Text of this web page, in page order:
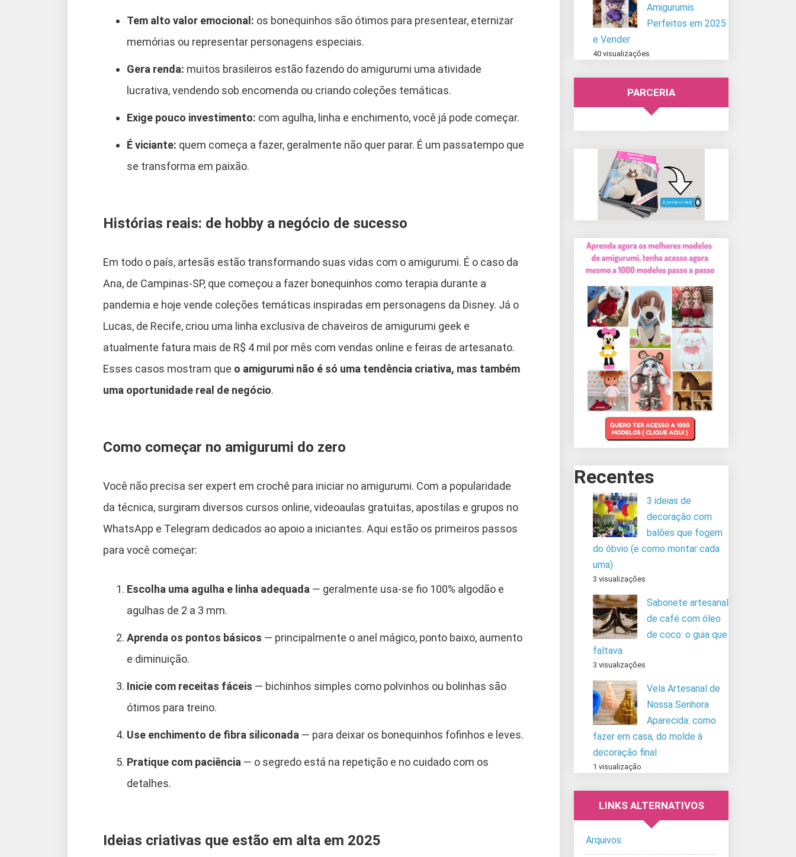
Tem alto valor emocional: os bonequinhos são ótimos para presentear, eternizar
memórias ou representar personagens especiais.
Gera renda: muitos brasileiros estão fazendo do amigurumi uma atividade
lucrativa, vendendo sob encomenda ou criando coleções temáticas.
Exige pouco investimento: com agulha, linha e enchimento, você já pode começar.
É viciante: quem começa a fazer, geralmente não quer parar. É um passatempo que
se transforma em paixão.
Histórias reais: de hobby a negócio de sucesso
Em todo o país, artesãs estão transformando suas vidas com o amigurumi. É o caso da
Ana, de Campinas-SP, que começou a fazer bonequinhos como terapia durante a
pandemia e hoje vende coleções temáticas inspiradas em personagens da Disney. Já o
Lucas, de Recife, criou uma linha exclusiva de chaveiros de amigurumi geek e
atualmente fatura mais de R$ 4 mil por mês com vendas online e feiras de artesanato.
Esses casos mostram que o amigurumi não é só uma tendência criativa, mas também
uma oportunidade real de negócio.
Como começar no amigurumi do zero
Você não precisa ser expert em crochê para iniciar no amigurumi. Com a popularidade
da técnica, surgiram diversos cursos online, videoaulas gratuitas, apostilas e grupos no
WhatsApp e Telegram dedicados ao apoio a iniciantes. Aqui estão os primeiros passos
para você começar:
Escolha uma agulha e linha adequada — geralmente usa-se fio 100% algodão e
agulhas de 2 a 3 mm.
Aprenda os pontos básicos — principalmente o anel mágico, ponto baixo, aumento
e diminuição.
Inicie com receitas fáceis — bichinhos simples como polvinhos ou bolinhas são
ótimos para treino.
Use enchimento de fibra siliconada — para deixar os bonequinhos fofinhos e leves.
Pratique com paciência — o segredo está na repetição e no cuidado com os
detalhes.
Ideias criativas que estão em alta em 2025
Amigurumis
Perfeitos em 2025
e Vender
40 visualizações
PARCERIA
Recentes
3 ideias de
decoração com
balões que fogem
do óbvio (e como montar cada
uma)
3 visualizações
Sabonete artesanal
de café com óleo
de coco: o guia que
faltava
3 visualizações
Vela Artesanal de
Nossa Senhora
Aparecida: como
fazer em casa, do molde à
decoração final
1 visualização
LINKS ALTERNATIVOS
Arquivos